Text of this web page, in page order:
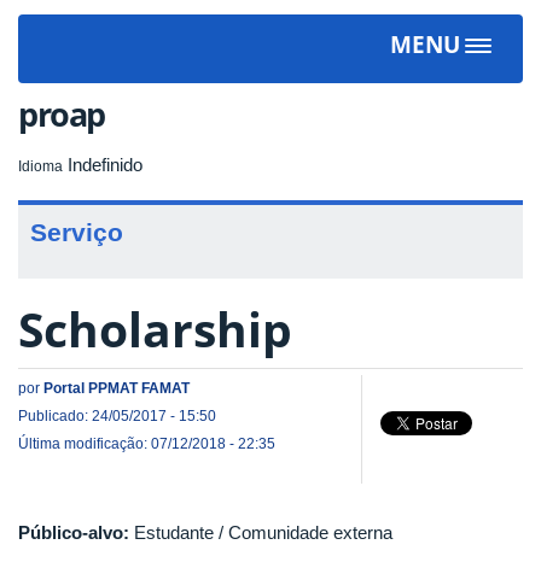
MENU
Toggle
proap
Idioma Indefinido
Serviço
Scholarship
por Portal PPMAT FAMAT
Publicado: 24/05/2017 - 15:50
Última modificação: 07/12/2018 - 22:35
Público-alvo: Estudante / Comunidade externa